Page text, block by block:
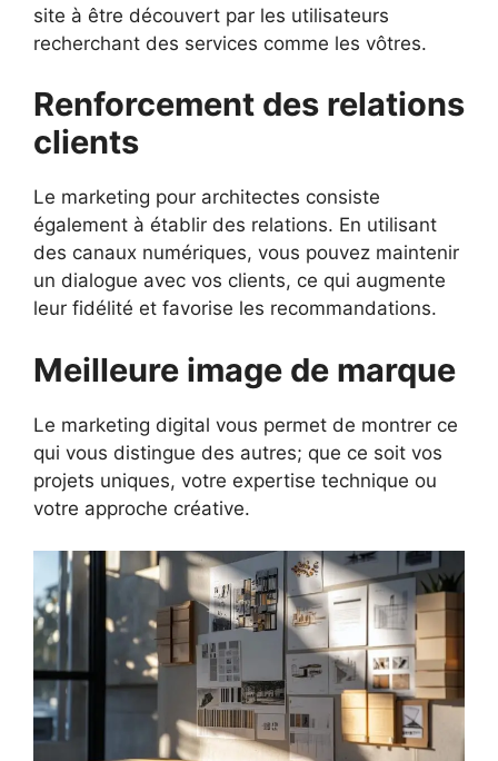
site à être découvert par les utilisateurs
recherchant des services comme les vôtres.
Renforcement des relations
clients
Le marketing pour architectes consiste
également à établir des relations. En utilisant
des canaux numériques, vous pouvez maintenir
un dialogue avec vos clients, ce qui augmente
leur fidélité et favorise les recommandations.
Meilleure image de marque
Le marketing digital vous permet de montrer ce
qui vous distingue des autres; que ce soit vos
projets uniques, votre expertise technique ou
votre approche créative.